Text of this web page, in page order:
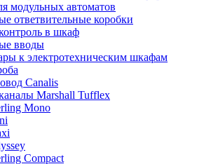
модульных автоматов
ответвительные коробки
в шкаф
вводы
к электротехническим шкафам
Canalis
Marshall Tufflex
Mono
Compact